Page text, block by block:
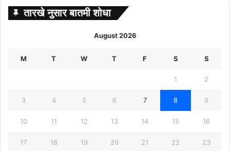
तारखे नुसार बातमी शोधा
August 2026
M T W T F S S
1 2
3 4 5 6 7 8 9
10 11 12 13 14 15 16
17 18 19 20 21 22 23